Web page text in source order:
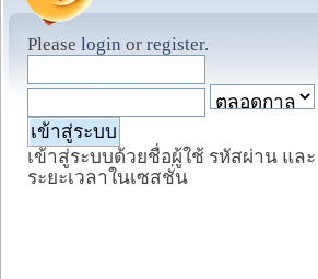
Please login or register.
เข้าสู่ระบบด้วยชื่อผู้ใช้ รหัสผ่าน และ
ระยะเวลาในเซสชั่น